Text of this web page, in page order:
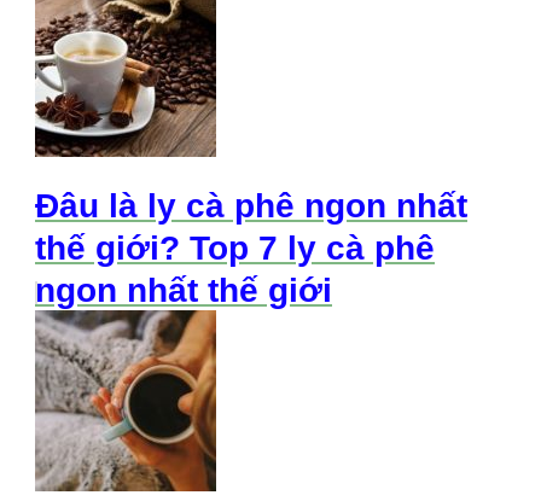
Đâu là ly cà phê ngon nhất
thế giới? Top 7 ly cà phê
ngon nhất thế giới